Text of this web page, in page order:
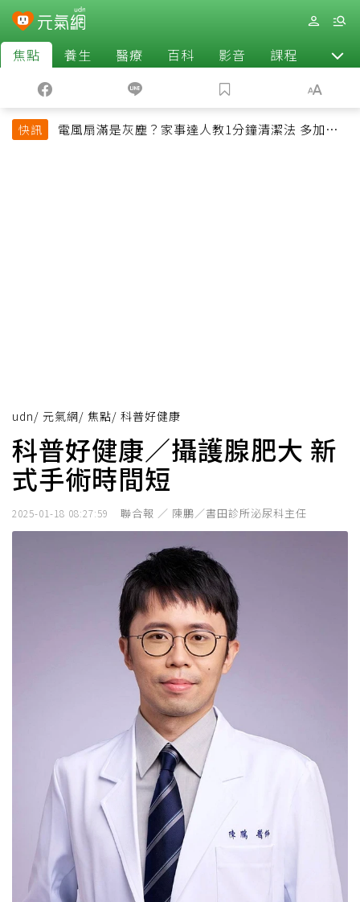
焦點 養生 醫療 百科 影音 課程 退休
快訊
電風扇滿是灰塵？家事達人教1分鐘清潔法 多加一
udn/ 元氣網/ 焦點/ 科普好健康
科普好健康／攝護腺肥大 新
式手術時間短
2025-01-18 08:27:59 聯合報 ／ 陳鵬／書田診所泌尿科主任